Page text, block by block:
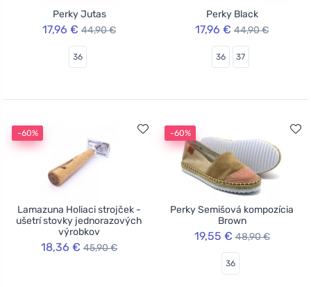
Perky Jutas
17,96 € 44,90 €
36
Perky Black
17,96 € 44,90 €
36 37
-60%
Lamazuna Holiaci strojček -
ušetrí stovky jednorazových
výrobkov
18,36 € 45,90 €
-60%
Perky Semišová kompozícia
Brown
19,55 € 48,90 €
36